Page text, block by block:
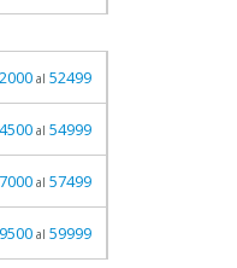
al 52499
al 54999
al 57499
al 59999